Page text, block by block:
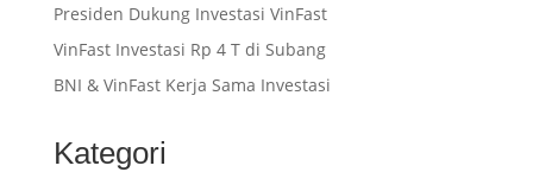
Presiden Dukung Investasi VinFast
VinFast Investasi Rp 4 T di Subang
BNI & VinFast Kerja Sama Investasi
Kategori